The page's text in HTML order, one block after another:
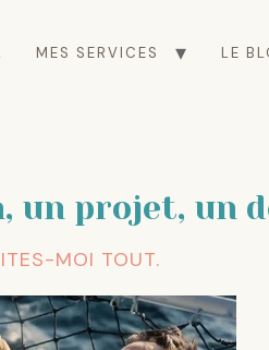
MES SERVICES LE
un projet, un
MOI TOUT.